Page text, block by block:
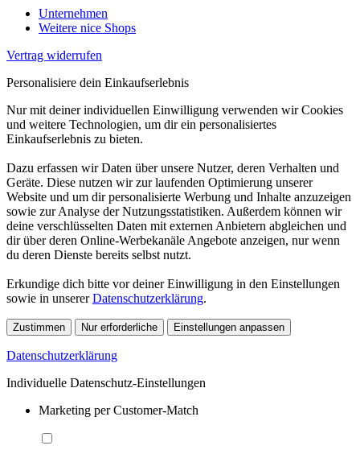
Unternehmen
Weitere nice Shops
Vertrag widerrufen
Personalisiere dein Einkaufserlebnis
Nur mit deiner individuellen Einwilligung verwenden wir Cookies
und weitere Technologien, um dir ein personalisiertes
Einkaufserlebnis zu bieten.
Dazu erfassen wir Daten über unsere Nutzer, deren Verhalten und
Geräte. Diese nutzen wir zur laufenden Optimierung unserer
Website und um dir personalisierte Werbung und Inhalte anzuzeigen
sowie zur Analyse der Nutzungsstatistiken. Außerdem können wir
deine verschlüsselten Daten mit externen Anbietern abgleichen und
dir über deren Online-Werbekanäle Angebote anzeigen, nur wenn
du deren Dienste bereits selbst nutzt.
Erkundige dich bitte vor deiner Einwilligung in den Einstellungen
sowie in unsererDatenschutzerklärung.
Zustimmen Nur erforderliche Einstellungen anpassen
Datenschutzerklärung
Individuelle Datenschutz-Einstellungen
Marketing per Customer-Match